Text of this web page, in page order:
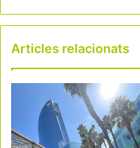
Articles relacionats